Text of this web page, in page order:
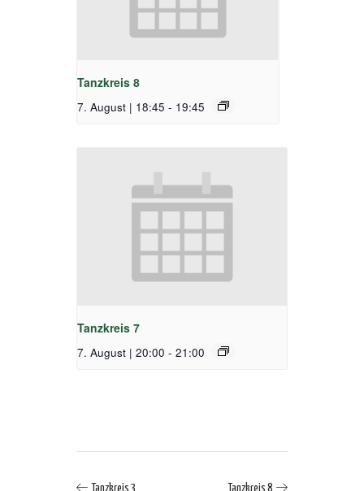
Tanzkreis 8
7. August | 18:45 - 19:45
Tanzkreis 7
7. August | 20:00 - 21:00
Tanzkreis 3 Tanzkreis 8